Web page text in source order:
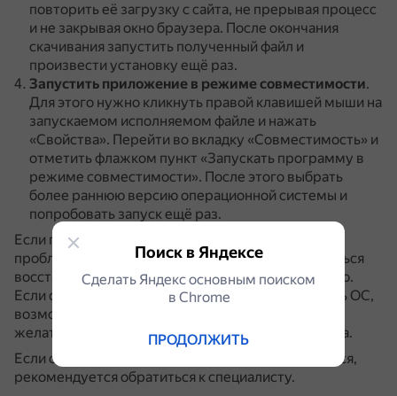
повторить её загрузку с сайта, не прерывая процесс
и не закрывая окно браузера. После окончания
скачивания запустить полученный файл и
произвести установку ещё раз.
Запустить приложение в режиме совместимости.
Для этого нужно кликнуть правой клавишей мыши на
запускаемом исполняемом файле и нажать
«Свойства». Перейти во вкладку «Совместимость» и
отметить флажком пункт «Запускать программу в
режиме совместимости». После этого выбрать
более раннюю версию операционной системы и
попробовать запуск ещё раз.
Если причиной ошибки являются внутренние
проблемы операционной системы, стоит попытаться
восстановить Windows к предыдущему состоянию.
Если откат не помог, придётся переустанавливать ОС,
возможно, даже с использованием другого,
желательно чистого лицензионного дистрибутива.
Если самостоятельно решить проблему не удаётся,
рекомендуется обратиться к специалисту.
Поиск в Яндексе
Сделать Яндекс основным поиском
в Сhrome
ПРОДОЛЖИТЬ